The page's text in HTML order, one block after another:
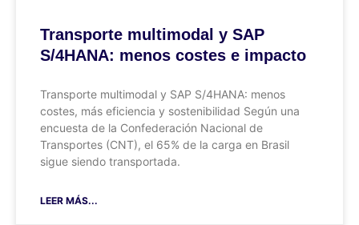
Transporte multimodal y SAP
S/4HANA: menos costes e impacto
Transporte multimodal y SAP S/4HANA: menos
costes, más eficiencia y sostenibilidad Según una
encuesta de la Confederación Nacional de
Transportes (CNT), el 65% de la carga en Brasil
sigue siendo transportada.
LEER MÁS...